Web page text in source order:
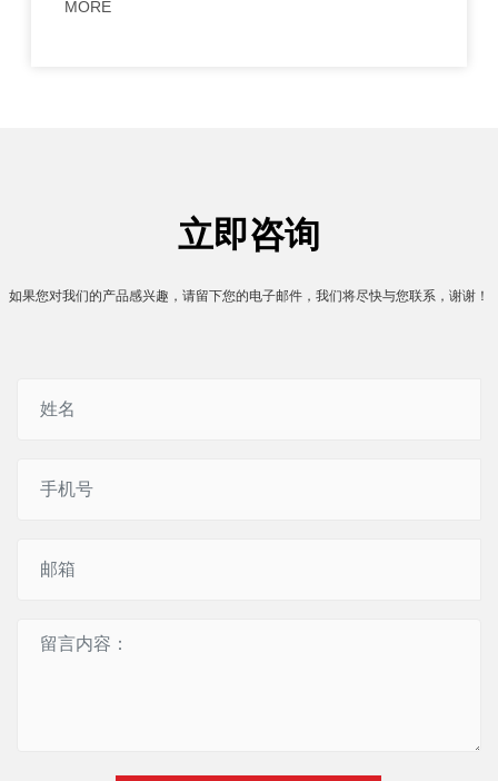
MORE
立即咨询
如果您对我们的产品感兴趣，请留下您的电子邮件，我们将尽快与您联系，谢谢！